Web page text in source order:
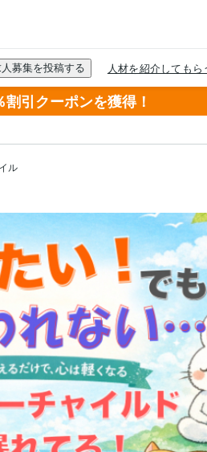
引クーポンを獲得！
ル